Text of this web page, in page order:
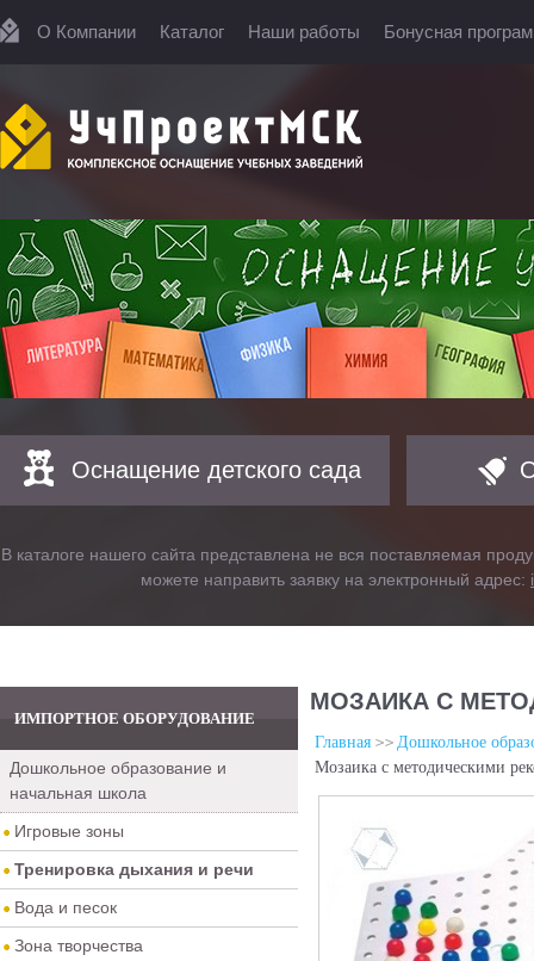
О Компании Каталог Наши работы Бонусная
Оснащение детского сада
В каталоге нашего сайта представлена не вся поставляемая
можете направить заявку на электронный адрес:
ИМПОРТНОЕ ОБОРУДОВАНИЕ
Дошкольное образование и
начальная школа
Игровые зоны
Тренировка дыхания и речи
Вода и песок
Зона творчества
МОЗАИКА С
Главная
Дошкольное
Мозаика с методическими